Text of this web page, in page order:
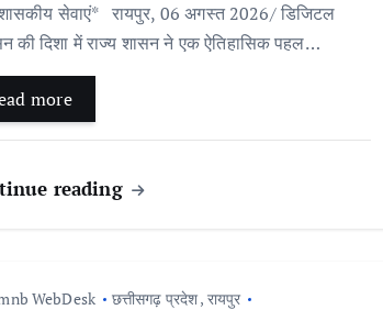
सेवाएं* रायपुर, 06 अगस्त 2026/ डिजिटल
की दिशा में राज्य शासन ने एक ऐतिहासिक पहल…
more
reading
WebDesk छत्तीसगढ़ प्रदेश, रायपुर